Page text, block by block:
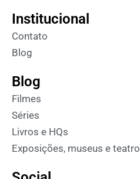
Institucional
Contato
Blog
Blog
Filmes
Séries
Livros e HQs
Exposições, museus e teatro